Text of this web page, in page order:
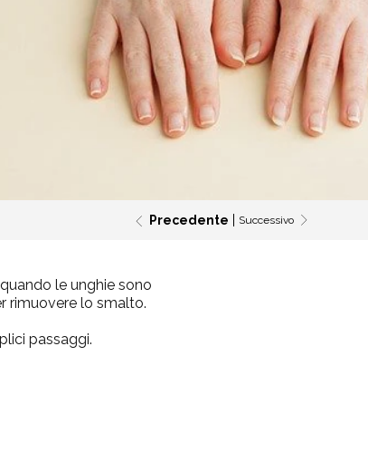
Precedente Successivo
le unghie sono
rimuovere lo smalto.
passaggi.